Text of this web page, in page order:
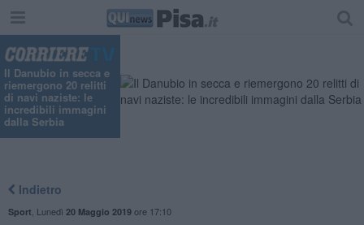
Il Danubio in secca e
riemergono 20 relitti
di navi naziste: le
incredibili immagini
dalla Serbia
Indietro
Sport Lunedì 20 Maggio 2019ore 17:10